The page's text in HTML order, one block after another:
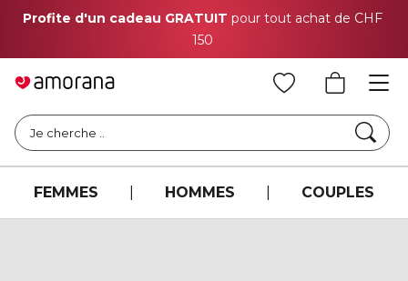
Profite d'un cadeau GRATUIT pour tout achat de CHF
150
Je cherche ..
FEMMES HOMMES COUPLES